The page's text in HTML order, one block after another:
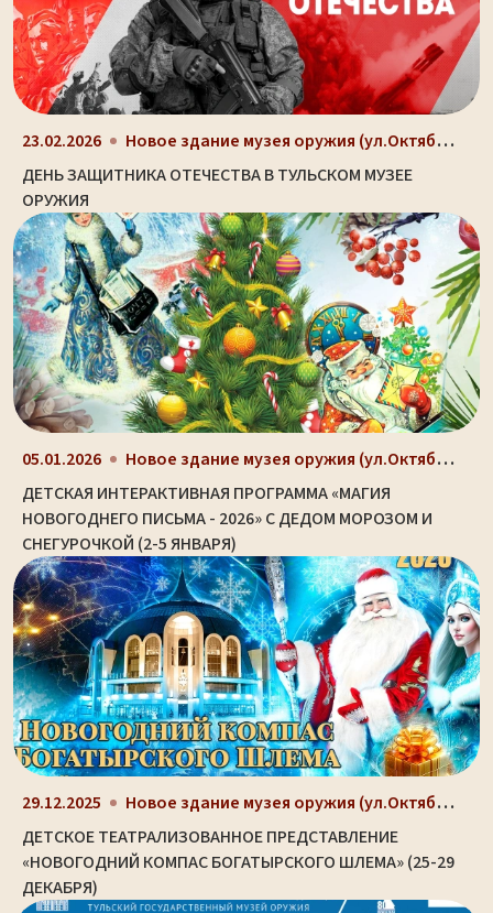
23.02.2026 Новое здание музея оружия (ул.Октябрьская, д. 2)
ДЕНЬ ЗАЩИТНИКА ОТЕЧЕСТВА В ТУЛЬСКОМ МУЗЕЕ
ОРУЖИЯ
05.01.2026 Новое здание музея оружия (ул.Октябрьская, д. 2)
ДЕТСКАЯ ИНТЕРАКТИВНАЯ ПРОГРАММА «МАГИЯ
НОВОГОДНЕГО ПИСЬМА - 2026» С ДЕДОМ МОРОЗОМ И
СНЕГУРОЧКОЙ (2-5 ЯНВАРЯ)
29.12.2025 Новое здание музея оружия (ул.Октябрьская, д. 2)
ДЕТСКОЕ ТЕАТРАЛИЗОВАННОЕ ПРЕДСТАВЛЕНИЕ
«НОВОГОДНИЙ КОМПАС БОГАТЫРСКОГО ШЛЕМА» (25-29
ДЕКАБРЯ)